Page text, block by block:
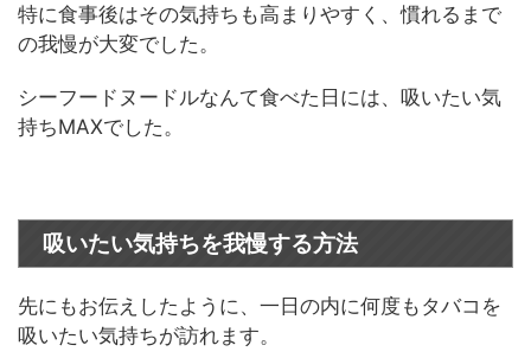
特に食事後はその気持ちも高まりやすく、慣れるまで
の我慢が大変でした。
シーフードヌードルなんて食べた日には、吸いたい気
持ちMAXでした。
吸いたい気持ちを我慢する方法
先にもお伝えしたように、一日の内に何度もタバコを
吸いたい気持ちが訪れます。